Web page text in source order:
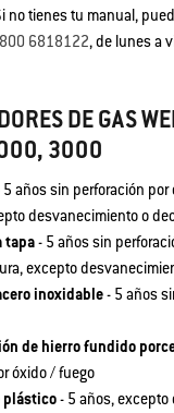
no tienes tu manual,
6818122, de lunes a
DE GAS
3000
5 años sin perforación
desvanecimiento o
tapa- 5 años sin
excepto
inoxidable- 5 años
de hierro fundido
óxido / fuego
plástico- 5 años,